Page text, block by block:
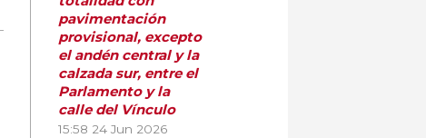
pavimentación
provisional, excepto
el andén central y la
calzada sur, entre el
Parlamento y la
calle del Vínculo
15:58 24 Jun 2026